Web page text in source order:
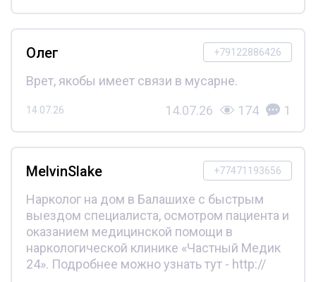
+79122886426
Олег
Врет, якобы имеет связи в мусарне.
14.07.26 14.07.26 174 1
+77471193656
MelvinSlake
Нарколог на дом в Балашихе с быстрым
выездом специалиста, осмотром пациента и
оказанием медицинской помощи в
наркологической клинике «Частный Медик
24». Подробнее можно узнать тут - http://